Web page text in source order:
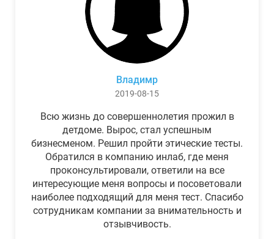
Владимр
2019-08-15
Всю жизнь до совершеннолетия прожил в
детдоме. Вырос, стал успешным
бизнесменом. Решил пройти этические тесты.
Обратился в компанию инлаб, где меня
проконсультировали, ответили на все
интересующие меня вопросы и посоветовали
наиболее подходящий для меня тест. Спасибо
сотрудникам компании за внимательность и
отзывчивость.